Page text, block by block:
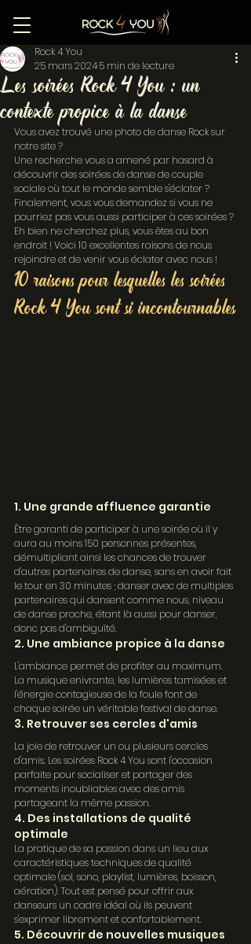
Les soirées Rock 4 You : un
contexte propice à la danse
Rock 4 You
25 mars 20245 min de lecture
Vous avez trouvé une photo de danse Rock sur
notre site ?
Une recherche vous a amené par hasard à
découvrir des soirées de danse de couple
sociale où tout le monde semble s'éclater ?
Finalement, vous vous demandez si vous ne
pourriez pas vous aussi participer à ces soirées ?
Eh bien ne cherchez plus, vous êtes au bon
endroit ! Voici 10 excellentes raisons de nous
rejoindre et de venir vous éclater avec nous !
10 raisons pour lesquelles les soirées
Rock 4 You sont si incontournables
1. Une grande affluence garantie
Être garanti de participer à une soirée où il y
aura au moins 150 personnes présentes,
démultipliant ainsi les chances de trouver
d'autres partenaires de danse, sans en avoir fait
le tour en 30 minutes ; danser avec de multiples
partenaires qui dansent comme nous, niveau
de danse proche, étant là aussi pour danser,
donc pas d'ambiguïté.
2. Une ambiance propice à la danse
L'ambiance permet de profiter au maximum.
La musique enivrante, les lumières tamisées et
l'énergie contagieuse de la foule font de
chaque soirée un véritable festival de danse.
3. Retrouver ses cercles d'amis
La joie de retrouver un ou plusieurs cercles
d'amis. Les soirées Rock 4 You sont l'occasion
parfaite pour socialiser et partager des
moments inoubliables avec des amis
partageant la même passion.
4. Des installations de qualité
optimale
La pratique de sa passion dans un lieu aux
caractéristiques techniques de qualité
optimale (sol, sono, playlist, lumières, boisson,
aération). Tout est pensé pour offrir aux
danseurs un cadre idéal où ils peuvent
s'exprimer librement et confortablement.
5. Découvrir de nouvelles musiques